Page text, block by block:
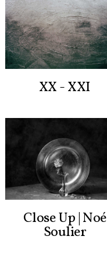
XX - XXI
Close Up | Noé
Soulier